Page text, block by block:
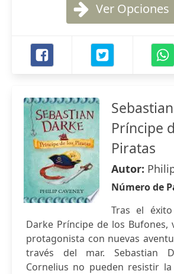
Ver Opciones
Príncipe
Piratas
Autor:
Número de
Tras el
Darke Príncipe de los Bufones,
protagonista con nuevas
través del mar. Sebastian
Cornelius no pueden resistir